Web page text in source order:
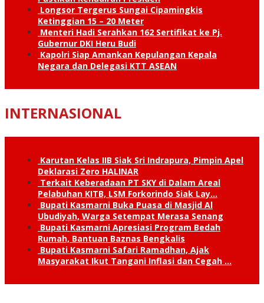
Longsor Tergerus Sungai Cipamingkis
Ketinggian 15 – 20 Meter
Menteri Hadi Serahkan 162 Sertifikat ke Pj.
Gubernur DKI Heru Budi
Kapolri Siap Amankan Kepulangan Kepala
Negara dan Delegasi KTT ASEAN
INTERNASIONAL
Karutan Kelas IIB Siak Sri Indrapura, Pimpin Apel
Deklarasi Zero HALINAR
Terkait Keberadaan PT SKY di Dalam Areal
Pelabuhan KITB, LSM Forkorindo Siak Lay…
Bupati Kasmarni Buka Puasa di Masjid Al
Ubudiyah, Warga Setempat Merasa Senang
Bupati Kasmarni Apresiasi Program Bedah
Rumah, Bantuan Baznas Bengkalis
Bupati Kasmarni Safari Ramadhan, Ajak
Masyarakat Ikut Tangani Inflasi dan Cegah …